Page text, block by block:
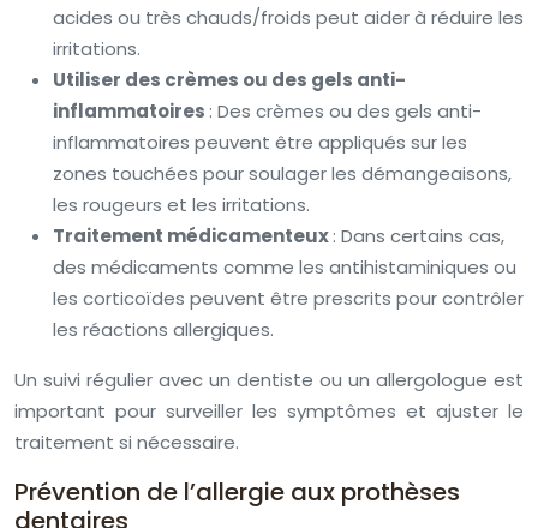
acides ou très chauds/froids peut aider à réduire les
irritations.
Utiliser des crèmes ou des gels anti-
inflammatoires : Des crèmes ou des gels anti-
inflammatoires peuvent être appliqués sur les
zones touchées pour soulager les démangeaisons,
les rougeurs et les irritations.
Traitement médicamenteux: Dans certains cas,
des médicaments comme les antihistaminiques ou
les corticoïdes peuvent être prescrits pour contrôler
les réactions allergiques.
Un suivi régulier avec un dentiste ou un allergologue est
important pour surveiller les symptômes et ajuster le
traitement si nécessaire.
Prévention de l’allergie aux prothèses
dentaires